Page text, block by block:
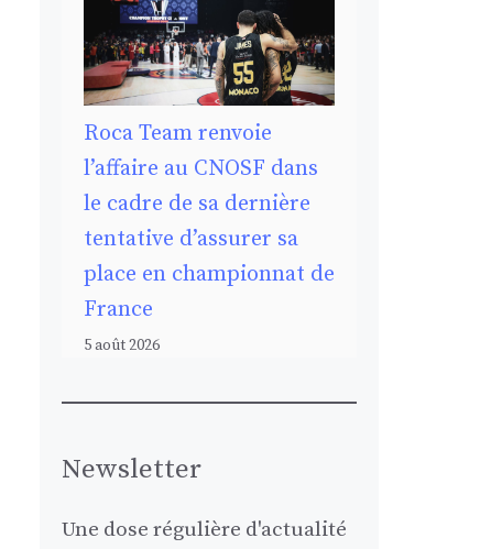
Roca Team renvoie
l’affaire au CNOSF dans
le cadre de sa dernière
tentative d’assurer sa
place en championnat de
France
5 août 2026
Newsletter
Une dose régulière d'actualité